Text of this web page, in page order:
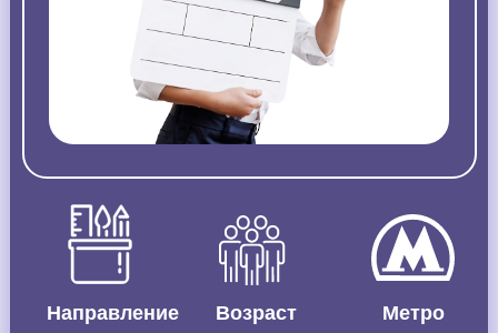
Направление Возраст Метро